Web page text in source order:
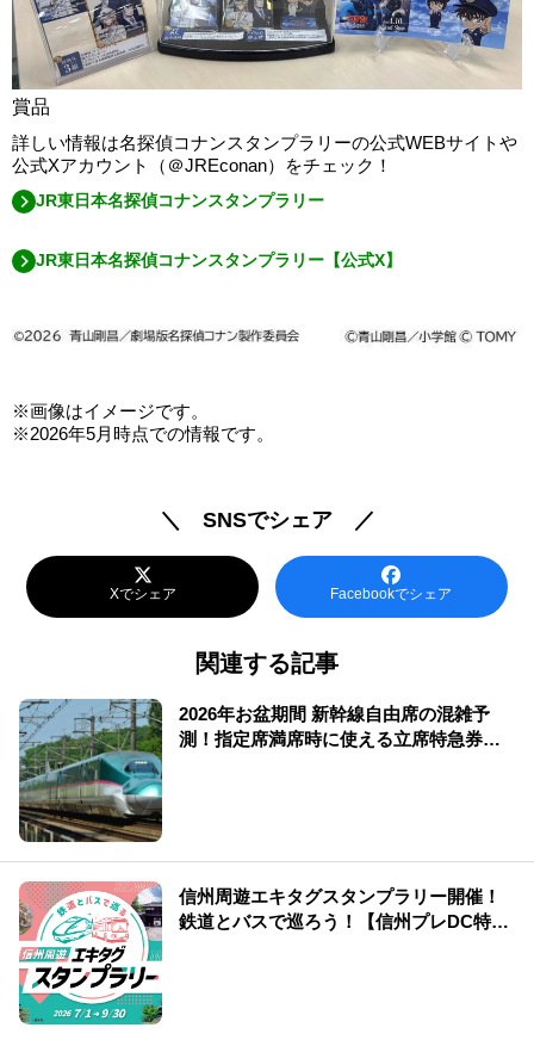
賞品
詳しい情報は名探偵コナンスタンプラリーの公式WEBサイトや
公式Xアカウント（＠JREconan）をチェック！
JR東日本名探偵コナンスタンプラリー
JR東日本名探偵コナンスタンプラリー【公式X】
※画像はイメージです。
※2026年5月時点での情報です。
＼ SNSでシェア ／
Xでシェア Facebookでシェア
関連する記事
2026年お盆期間 新幹線自由席の混雑予
測！指定席満席時に使える立席特急券も
信州周遊エキタグスタンプラリー開催！
鉄道とバスで巡ろう！【信州プレDC特別